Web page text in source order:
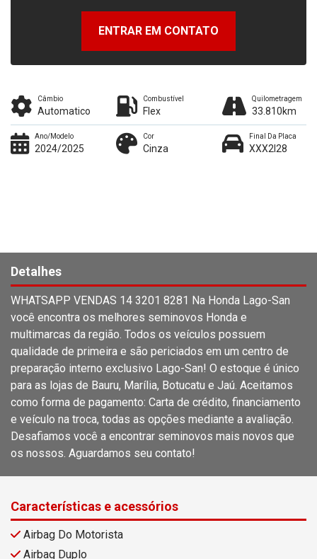
ENTRAR EM CONTATO
Câmbio
Automatico
Combustível
Flex
Quilometragem
33.810km
Ano/Modelo
2024/2025
Cor
Cinza
Final Da Placa
XXX2I28
Detalhes
WHATSAPP VENDAS 14 3201 8281 Na Honda Lago-San
você encontra os melhores seminovos Honda e
multimarcas da região. Todos os veículos possuem
qualidade de primeira e são periciados em um centro de
preparação interno exclusivo Lago-San! O estoque é único
para as lojas de Bauru, Marília, Botucatu e Jaú. Aceitamos
como forma de pagamento: Carta de crédito, financiamento
e veículo na troca, todas as opções mediante a avaliação.
Desafiamos você a encontrar seminovos mais novos que
os nossos. Aguardamos seu contato!
Características e acessórios
Airbag Do Motorista
Airbag Duplo